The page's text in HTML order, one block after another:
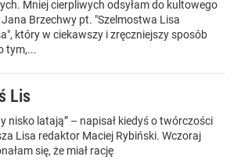
Mniej cierpliwych odsyłam do kultowego
Brzechwy pt. "Szelmostwa Lisa
który w ciekawszy i zręczniejszy sposób
tym,...
Lis
nisko latają” – napisał kiedyś o twórczości
Lisa redaktor Maciej Rybiński. Wczoraj
się, że miał rację